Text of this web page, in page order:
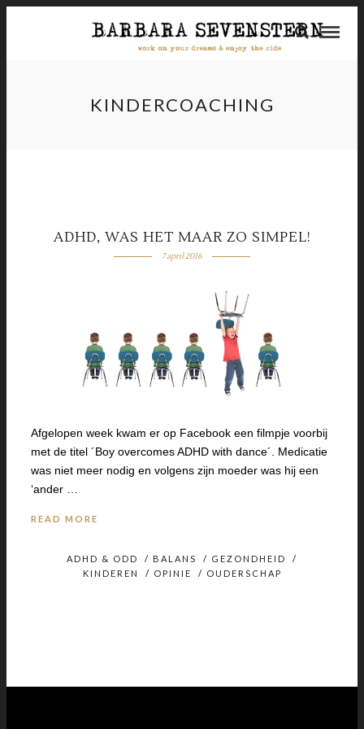
KINDERCOACHING
ADHD, WAS HET MAAR ZO SIMPEL!
7 april 2016
Afgelopen week kwam er op Facebook een filmpje voorbij
met de titel ´Boy overcomes ADHD with dance´. Medicatie
was niet meer nodig en volgens zijn moeder was hij een
‘ander …
READ MORE
ADHD & ODD / BALANS / GEZONDHEID
/
KINDEREN
/ OPINIE / OUDERSCHAP